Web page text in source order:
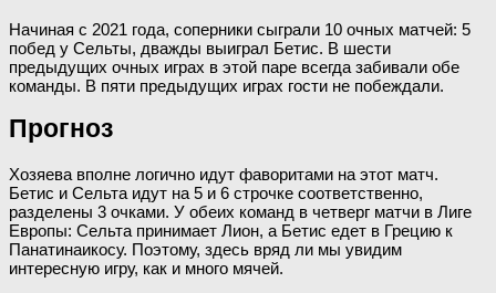
Начиная с 2021 года, соперники сыграли 10 очных матчей: 5
побед у Сельты, дважды выиграл Бетис. В шести
предыдущих очных играх в этой паре всегда забивали обе
команды. В пяти предыдущих играх гости не побеждали.
Прогноз
Хозяева вполне логично идут фаворитами на этот матч.
Бетис и Сельта идут на 5 и 6 строчке соответственно,
разделены 3 очками. У обеих команд в четверг матчи в Лиге
Европы: Сельта принимает Лион, а Бетис едет в Грецию к
Панатинаикосу. Поэтому, здесь вряд ли мы увидим
интересную игру, как и много мячей.